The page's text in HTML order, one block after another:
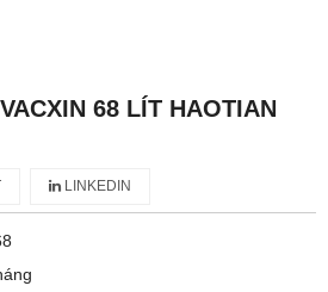
68 LÍT HAOTIAN
LINKEDIN